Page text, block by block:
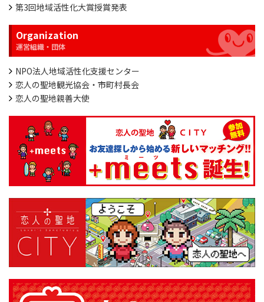
第3回地域活性化大賞授賞発表
Organization
NPO法人地域活性化支援センター
恋人の聖地観光協会・市町村長会
恋人の聖地親善大使